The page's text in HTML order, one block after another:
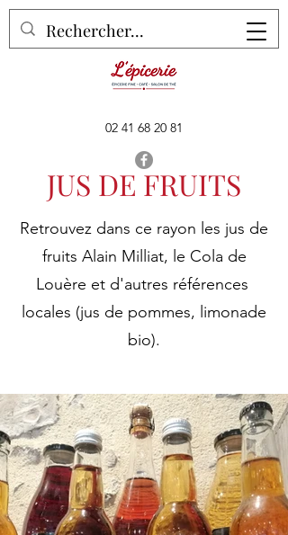
02 41 68 20 81
JUS DE FRUITS
Retrouvez dans ce rayon les jus de
fruits Alain Milliat, le Cola de
Louère et d'autres références
locales (jus de pommes, limonade
bio).